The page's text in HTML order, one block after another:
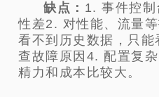
缺点： 1. 事件控制
性差2. 对性能、流量
看不到历史数据，只
查故障原因4. 配置复
精力和成本比较大。